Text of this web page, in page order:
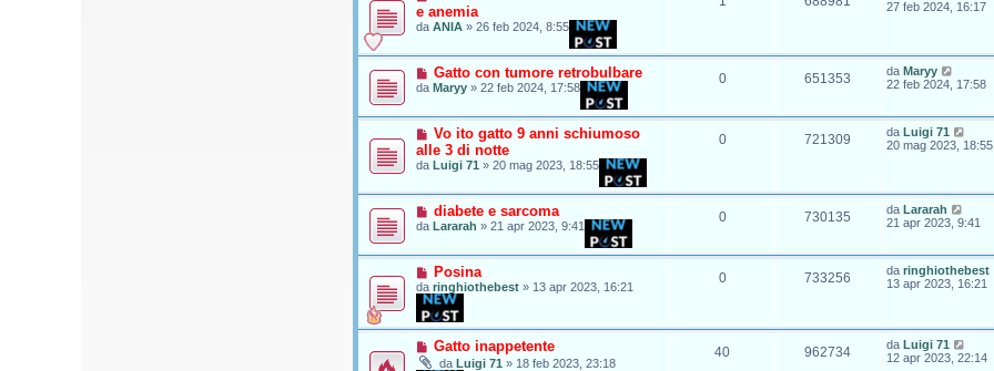
e anemia
da ANIA » 26 feb 2024, 8:55
27 feb 2024, 16:17
Gatto con tumore retrobulbare
da Maryy » 22 feb 2024, 17:58
0 651353 da Maryy
22 feb 2024, 17:58
Vo ito gatto 9 anni schiumoso
alle 3 di notte
da Luigi 71 » 20 mag 2023, 18:55
0 721309 da Luigi 71
20 mag 2023, 18:55
diabete e sarcoma
da Lararah » 21 apr 2023, 9:41
0 730135 da Lararah
21 apr 2023, 9:41
Posina
da ringhiothebest » 13 apr 2023, 16:21
0 733256 da ringhiothebest
13 apr 2023, 16:21
Gatto inappetente
da Luigi 71 » 18 feb 2023, 23:18
40 962734 da Luigi 71
12 apr 2023, 22:14